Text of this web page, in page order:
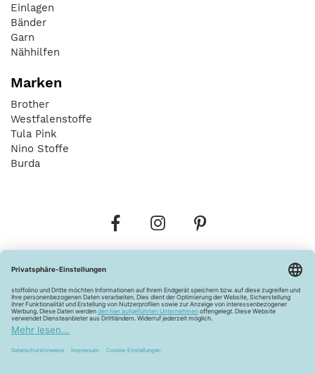
Einlagen
Bänder
Garn
Nähhilfen
Marken
Brother
Westfalenstoffe
Tula Pink
Nino Stoffe
Burda
Widerrufsbelehrung Vertrag widerrufen
Barrierefreiheitserklärung